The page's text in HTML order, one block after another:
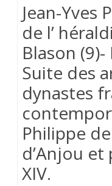
Jean-Yves
de l’
Blason
Suite des
dynastes
Philippe
d’Anjou
XIV.